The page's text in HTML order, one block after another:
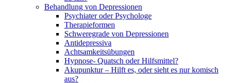
Behandlung von Depressionen
Psychiater oder Psychologe
Therapieformen
Schweregrade von Depressionen
Antidepressiva
Achtsamkeitsübungen
Hypnose- Quatsch oder Hilfsmittel?
Akupunktur – Hilft es, oder sieht es nur komisch
aus?